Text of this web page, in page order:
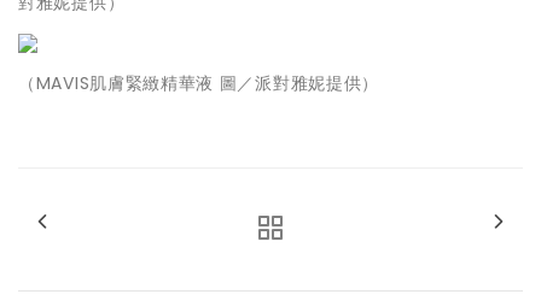
（MAVIS肌膚緊緻精華液 圖／派對雅妮提供）